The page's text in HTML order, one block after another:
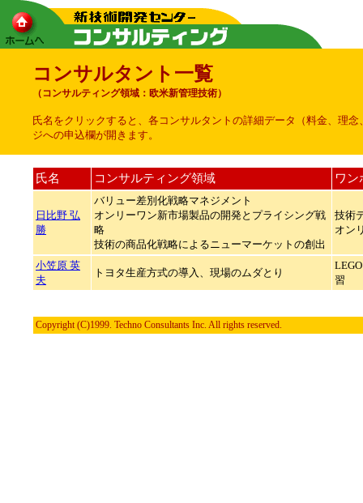
コンサルタント一覧
（コンサルティング領域：欧米新管理技術）
氏名をクリックすると、各コンサルタントの詳細データ（料金、理
ジへの申込欄が開きます。
氏名 コンサルティング領域 ワン
日比野 弘
勝
バリュー差別化戦略マネジメント
オンリーワン新市場製品の開発とプライシング戦
略
技術の商品化戦略によるニューマーケットの創出
技術
オン
小笠原 英
夫
トヨタ生産方式の導入、現場のムダとり
習
Copyright (C)1999. Techno Consultants Inc. All rights reserved.